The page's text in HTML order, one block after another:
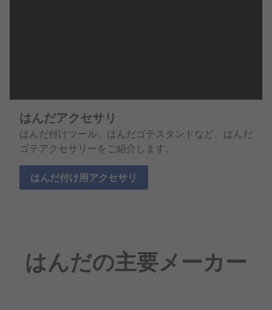
はんだアクセサリ
はんだ付けツール、はんだゴテスタンドなど、はんだ
ゴテアクセサリーをご紹介します。
はんだ付け用アクセサリ
はんだの主要メーカー